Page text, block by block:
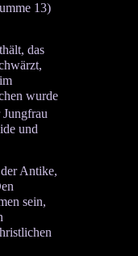
13)
das
wurde
und
Antike,
sein,